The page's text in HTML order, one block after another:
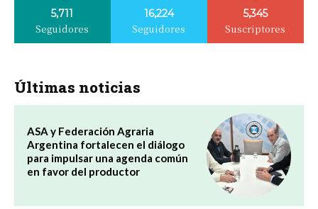
5,711
Seguidores
16,224
Seguidores
5,345
Suscriptores
Últimas noticias
ASA y Federación Agraria
Argentina fortalecen el diálogo
para impulsar una agenda común
en favor del productor